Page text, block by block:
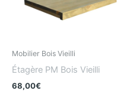
Mobilier Bois Vieilli
Étagère PM Bois Vieilli
68,00€